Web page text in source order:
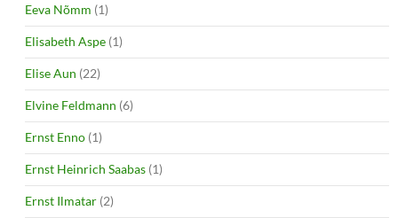
Eeva Nõmm (1)
Elisabeth Aspe (1)
Elise Aun (22)
Elvine Feldmann (6)
Ernst Enno (1)
Ernst Heinrich Saabas (1)
Ernst Ilmatar (2)